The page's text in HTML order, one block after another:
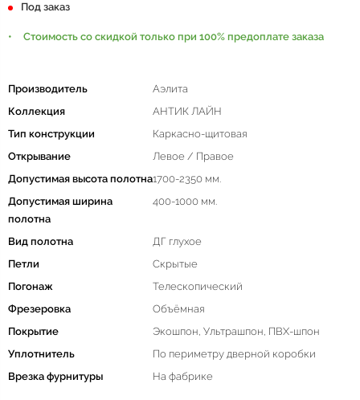
Под заказ
Стоимость со скидкой только при 100% предоплате заказа
Производитель
Аэлита
Коллекция
АНТИК ЛАЙН
Тип конструкции
Каркасно-щитовая
Открывание
Левое / Правое
Допустимая высота полотна1700-2350 мм.
Допустимая ширина
полотна
400-1000 мм.
Вид полотна
ДГ глухое
Петли
Скрытые
Погонаж
Телескопический
Фрезеровка
Объёмная
Покрытие
Экошпон, Ультрашпон, ПВХ-шпон
Уплотнитель
По периметру дверной коробки
Врезка фурнитуры
На фабрике